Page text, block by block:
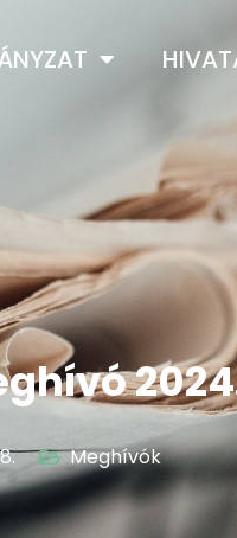
2024.
Meghívók